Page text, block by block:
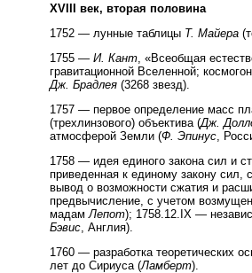
XVIII век, вторая половина
1752 — лунные таблицы Т. Майера
1755 — И. Кант , «Всеобщая
гравитационной Вселенной;
Дж. Брадлея (3268 звезд).
1757 — первое определение масс
(трехлинзового) объектива (Дж.
атмосферой Земли (Ф. Эпинус ,
1758 — идея единого закона сил и
приведенная к единому закону сил,
вывод о возможности сжатия и
предвычисление, с учетом
мадам Лепот); 1758.12.IX —
Бэвис , Англия).
1760 — разработка теоретических
лет до Сириуса (Ламберт).